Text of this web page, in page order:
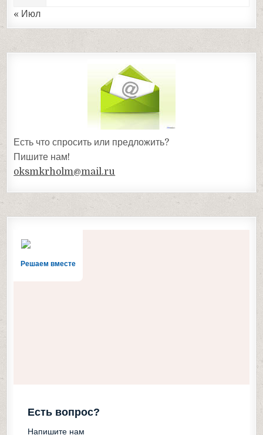
« Июл
Есть что спросить или предложить?
Пишите нам!
oksmkrholm@mail.ru
Решаем вместе
Есть вопрос?
Напишите нам